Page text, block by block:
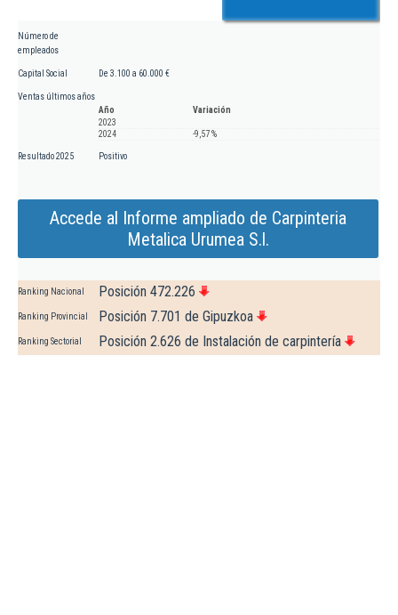
Número de
empleados
Capital Social De 3.100 a 60.000 €
Ventas últimos años
Año
Variación
2023
2024
-9,57 %
Resultado 2025 Positivo
Accede al Informe ampliado de Carpinteria
Metalica Urumea S.l.
Ranking Nacional Posición 472.226
Ranking Provincial Posición 7.701 de Gipuzkoa
Ranking Sectorial Posición 2.626 de Instalación de carpintería